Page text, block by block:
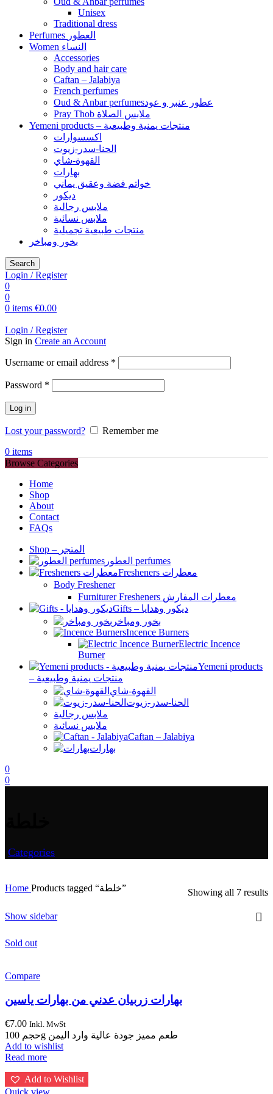
Unisex
Traditional dress
Perfumes العطور
Women النساء
Accessories
Body and hair care
Caftan – Jalabiya
French perfumes
Oud & Anbar perfumesعطور عنبر و عود
Pray Thob ملابس الصلاة
Yemeni products – منتجات يمنية وطبيعية
اكسسوارات
الحنا-سدر-زيوت
القهوة-شاي
بهارات
خواتم فضة وعقيق يماني
ديكور
ملابس رجالية
ملابس نسائية
منتجات طبيعية تجميلية
بخور ومباخر
Search
Login / Register
0
0
0 items €0.00
Login / Register
Sign in Create an Account
Username or email address *
Password *
Log in
Lost your password?
Remember me
0 items
Browse Categories
Home
Shop
About
Contact
FAQs
Shop – المتجر
العطور perfumes
Fresheners معطرات
Body Freshener
Furniturer Fresheners معطرات المفارش
Gifts – ديكور وهدايا
بخور ومباخر
Incence Burners
Electric Incence
Burner
Yemeni products
– منتجات يمنية وطبيعية
القهوة-شاي
الحنا-سدر-زيوت
ملابس رجالية
ملابس نسائية
Caftan – Jalabiya
بهارات
0
0
Categories
Home Products tagged “خلطة” Showing all 7 results
Show sidebar
Sold out
Compare
بهارات زربيان عدني من بهارات ياسين
€7.00 Inkl. MwSt
حجم 100g طعم مميز جودة عالية وارد اليمن
Add to wishlist
Read more
Add to Wishlist
Quick view